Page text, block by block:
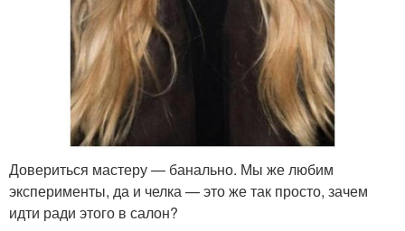
Довериться мастеру — банально. Мы же любим
эксперименты, да и челка — это же так просто, зачем
идти ради этого в салон?